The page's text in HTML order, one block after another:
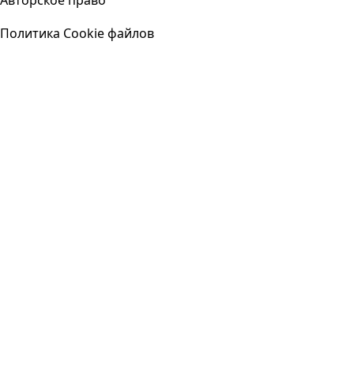
Политика Cookie файлов